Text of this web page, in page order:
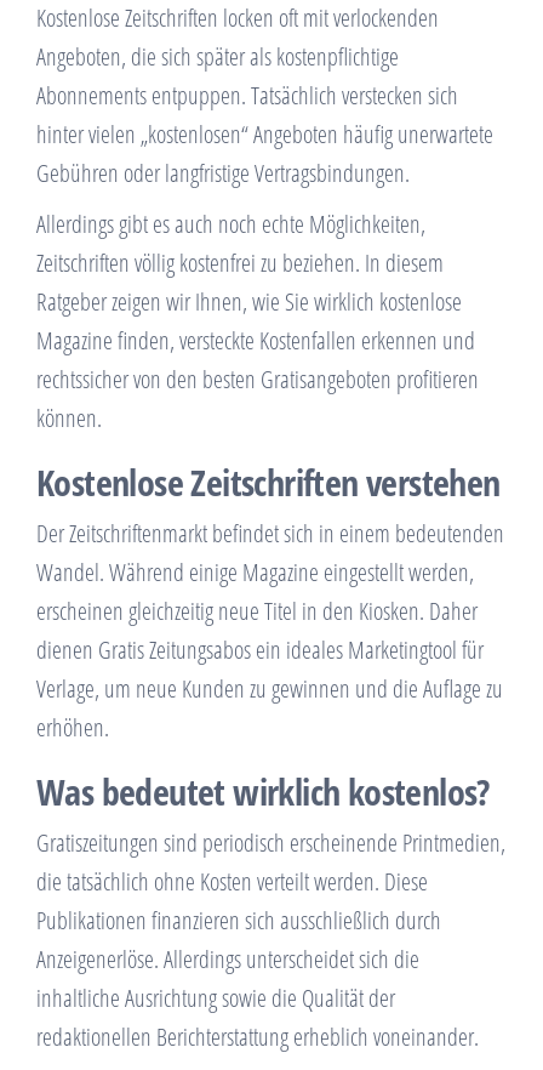
Kostenlose Zeitschriften locken oft mit verlockenden
Angeboten, die sich später als kostenpflichtige
Abonnements entpuppen. Tatsächlich verstecken sich
hinter vielen „kostenlosen“ Angeboten häufig unerwartete
Gebühren oder langfristige Vertragsbindungen.
Allerdings gibt es auch noch echte Möglichkeiten,
Zeitschriften völlig kostenfrei zu beziehen. In diesem
Ratgeber zeigen wir Ihnen, wie Sie wirklich kostenlose
Magazine finden, versteckte Kostenfallen erkennen und
rechtssicher von den besten Gratisangeboten profitieren
können.
Kostenlose Zeitschriften verstehen
Der Zeitschriftenmarkt befindet sich in einem bedeutenden
Wandel. Während einige Magazine eingestellt werden,
erscheinen gleichzeitig neue Titel in den Kiosken. Daher
dienen Gratis Zeitungsabos ein ideales Marketingtool für
Verlage, um neue Kunden zu gewinnen und die Auflage zu
erhöhen.
Was bedeutet wirklich kostenlos?
Gratiszeitungen sind periodisch erscheinende Printmedien,
die tatsächlich ohne Kosten verteilt werden. Diese
Publikationen finanzieren sich ausschließlich durch
Anzeigenerlöse. Allerdings unterscheidet sich die
inhaltliche Ausrichtung sowie die Qualität der
redaktionellen Berichterstattung erheblich voneinander.